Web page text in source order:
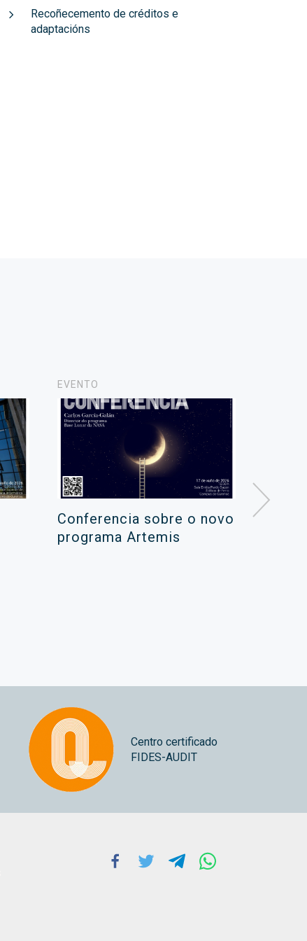
Recoñecemento de créditos e
adaptacións
EVENTO
Conferencia sobre o novo
programa Artemis
Centro certificado
FIDES-AUDIT
Facebook
Twitter Telegram